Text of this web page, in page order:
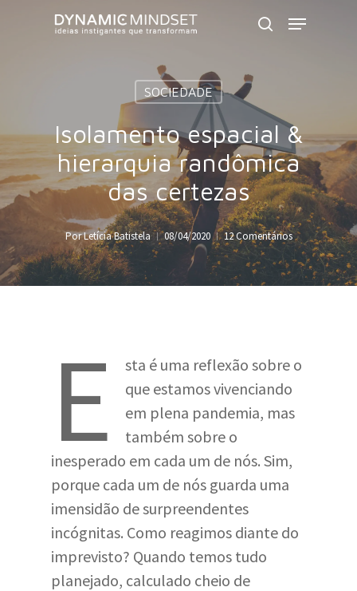
search
Menu
SOCIEDADE
Isolamento espacial &
hierarquia randômica
das certezas
PorLetícia Batistela 08/04/2020 12 Comentários
E
sta é uma reflexão sobre o
que estamos vivenciando
em plena pandemia, mas
também sobre o
inesperado em cada um de nós. Sim,
porque cada um de nós guarda uma
imensidão de surpreendentes
incógnitas. Como reagimos diante do
imprevisto? Quando temos tudo
planejado, calculado cheio de